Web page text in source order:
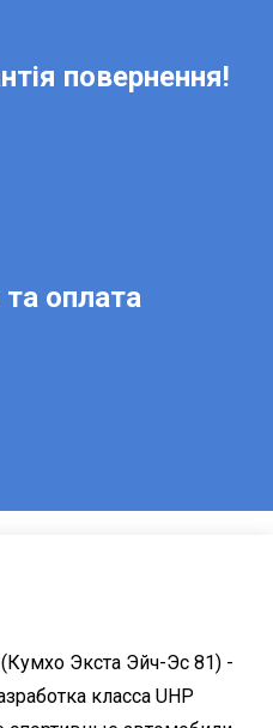
повернення!
оплата
Экста Эйч-Эс 81) -
класса UHP